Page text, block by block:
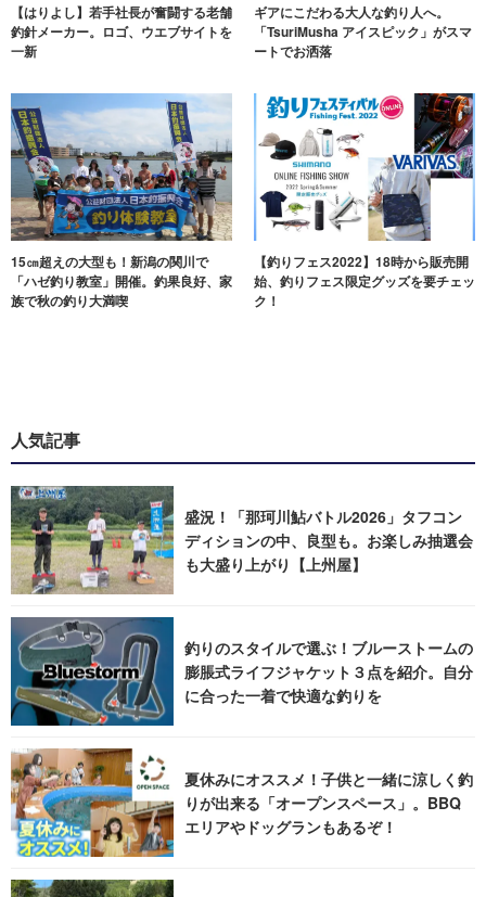
【はりよし】若手社長が奮闘する老舗
釣針メーカー。ロゴ、ウエブサイトを
一新
ギアにこだわる大人な釣り人へ。
「TsuriMusha アイスピック」がスマ
ートでお洒落
15㎝超えの大型も！新潟の関川で
「ハゼ釣り教室」開催。釣果良好、家
族で秋の釣り大満喫
【釣りフェス2022】18時から販売開
始、釣りフェス限定グッズを要チェッ
ク！
人気記事
盛況！「那珂川鮎バトル2026」タフコン
ディションの中、良型も。お楽しみ抽選会
も大盛り上がり【上州屋】
釣りのスタイルで選ぶ！ブルーストームの
膨脹式ライフジャケット３点を紹介。自分
に合った一着で快適な釣りを
夏休みにオススメ！子供と一緒に涼しく釣
りが出来る「オープンスペース」。BBQ
エリアやドッグランもあるぞ！